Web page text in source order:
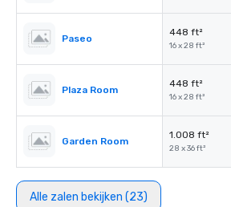
Paseo
448 ft²
16 x 28 ft²
Plaza Room
448 ft²
16 x 28 ft²
Garden Room
1.008 ft²
28 x 36 ft²
Alle zalen bekijken (23)